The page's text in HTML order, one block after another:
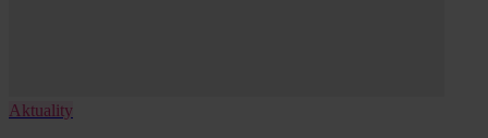
Aktuality